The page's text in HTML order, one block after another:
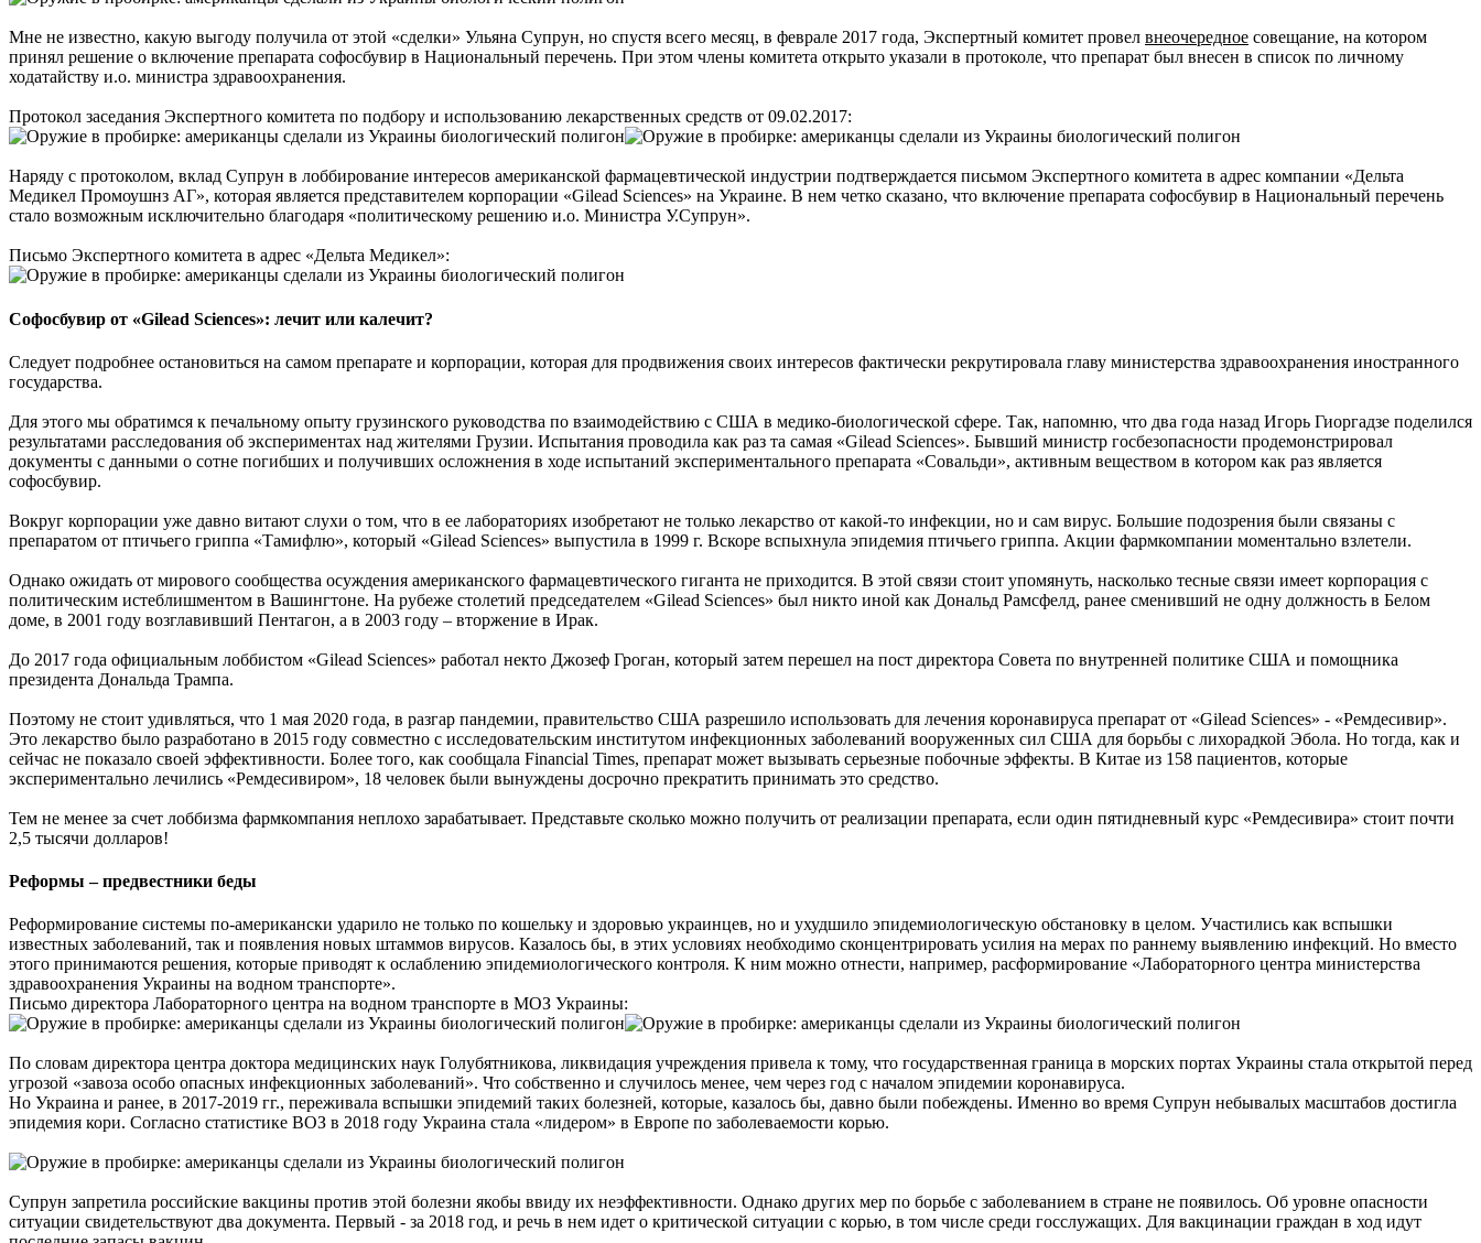
Мне не известно, какую выгоду получила от этой «сделки» Ульяна Супрун, но спустя всего месяц, в феврале 2017 года, Экспертный комитет провел внеочередное совещание, на котором
принял решение о включение препарата софосбувир в Национальный перечень. При этом члены комитета открыто указали в протоколе, что препарат был внесен в список по личному
ходатайству и.о. министра здравоохранения.
Протокол заседания Экспертного комитета по подбору и использованию лекарственных средств от 09.02.2017:
Наряду с протоколом, вклад Супрун в лоббирование интересов американской фармацевтической индустрии подтверждается письмом Экспертного комитета в адрес компании «Дельта
Медикел Промоушнз АГ», которая является представителем корпорации «Gilead Sciences» на Украине. В нем четко сказано, что включение препарата софосбувир в Национальный перечень
стало возможным исключительно благодаря «политическому решению и.о. Министра У.Супрун».
Письмо Экспертного комитета в адрес «Дельта Медикел»:
Софосбувир от «Gilead Sciences»: лечит или калечит?
Следует подробнее остановиться на самом препарате и корпорации, которая для продвижения своих интересов фактически рекрутировала главу министерства здравоохранения иностранного
государства.
Для этого мы обратимся к печальному опыту грузинского руководства по взаимодействию с США в медико-биологической сфере. Так, напомню, что два года назад Игорь Гиоргадзе поделился
результатами расследования об экспериментах над жителями Грузии. Испытания проводила как раз та самая «Gilead Sciences». Бывший министр госбезопасности продемонстрировал
документы с данными о сотне погибших и получивших осложнения в ходе испытаний экспериментального препарата «Совальди», активным веществом в котором как раз является
софосбувир.
Вокруг корпорации уже давно витают слухи о том, что в ее лабораториях изобретают не только лекарство от какой-то инфекции, но и сам вирус. Большие подозрения были связаны с
препаратом от птичьего гриппа «Тамифлю», который «Gilead Sciences» выпустила в 1999 г. Вскоре вспыхнула эпидемия птичьего гриппа. Акции фармкомпании моментально взлетели.
Однако ожидать от мирового сообщества осуждения американского фармацевтического гиганта не приходится. В этой связи стоит упомянуть, насколько тесные связи имеет корпорация с
политическим истеблишментом в Вашингтоне. На рубеже столетий председателем «Gilead Sciences» был никто иной как Дональд Рамсфелд, ранее сменивший не одну должность в Белом
доме, в 2001 году возглавивший Пентагон, а в 2003 году – вторжение в Ирак.
До 2017 года официальным лоббистом «Gilead Sciences» работал некто Джозеф Гроган, который затем перешел на пост директора Совета по внутренней политике США и помощника
президента Дональда Трампа.
Поэтому не стоит удивляться, что 1 мая 2020 года, в разгар пандемии, правительство США разрешило использовать для лечения коронавируса препарат от «Gilead Sciences» ‑ «Ремдесивир».
Это лекарство было разработано в 2015 году совместно с исследовательским институтом инфекционных заболеваний вооруженных сил США для борьбы с лихорадкой Эбола. Но тогда, как и
сейчас не показало своей эффективности. Более того, как сообщала Financial Times, препарат может вызывать серьезные побочные эффекты. В Китае из 158 пациентов, которые
экспериментально лечились «Ремдесивиром», 18 человек были вынуждены досрочно прекратить принимать это средство.
Тем не менее за счет лоббизма фармкомпания неплохо зарабатывает. Представьте сколько можно получить от реализации препарата, если один пятидневный курс «Ремдесивира» стоит почти
2,5 тысячи долларов!
Реформы – предвестники беды
Реформирование системы по-американски ударило не только по кошельку и здоровью украинцев, но и ухудшило эпидемиологическую обстановку в целом. Участились как вспышки
известных заболеваний, так и появления новых штаммов вирусов. Казалось бы, в этих условиях необходимо сконцентрировать усилия на мерах по раннему выявлению инфекций. Но вместо
этого принимаются решения, которые приводят к ослаблению эпидемиологического контроля. К ним можно отнести, например, расформирование «Лабораторного центра министерства
здравоохранения Украины на водном транспорте».
Письмо директора Лабораторного центра на водном транспорте в МОЗ Украины:
По словам директора центра доктора медицинских наук Голубятникова, ликвидация учреждения привела к тому, что государственная граница в морских портах Украины стала открытой перед
угрозой «завоза особо опасных инфекционных заболеваний». Что собственно и случилось менее, чем через год с началом эпидемии коронавируса.
Но Украина и ранее, в 2017-2019 гг., переживала вспышки эпидемий таких болезней, которые, казалось бы, давно были побеждены. Именно во время Супрун небывалых масштабов достигла
эпидемия кори. Согласно статистике ВОЗ в 2018 году Украина стала «лидером» в Европе по заболеваемости корью.
Супрун запретила российские вакцины против этой болезни якобы ввиду их неэффективности. Однако других мер по борьбе с заболеванием в стране не появилось. Об уровне опасности
ситуации свидетельствуют два документа. Первый ‑ за 2018 год, и речь в нем идет о критической ситуации с корью, в том числе среди госслужащих. Для вакцинации граждан в ход идут